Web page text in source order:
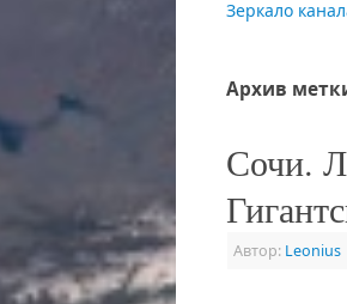
Зеркало
Архив
Сочи.
Автор: Leonius